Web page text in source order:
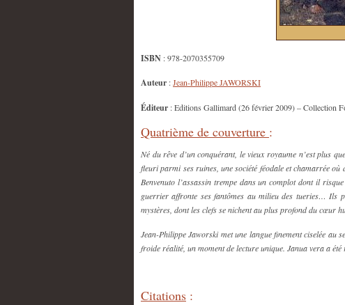
ISBN : 978-2070355709
Auteur :Jean-Philippe JAWORSKI
Éditeur : Editions Gallimard (26 février 2009) – Collection
Quatrième de couverture :
Né du rêve d’un conquérant, le vieux royaume n’est plus
fleuri parmi ses ruines, une société féodale et chamarrée
Benvenuto l’assassin trempe dans un complot dont il
guerrier affronte ses fantômes au milieu des tueries… Ils
mystères, dont les clefs se nichent au plus profond du cœur
Jean-Philippe Jaworski met une langue finement ciselée au
froide réalité, un moment de lecture unique. Janua vera a
Citations :